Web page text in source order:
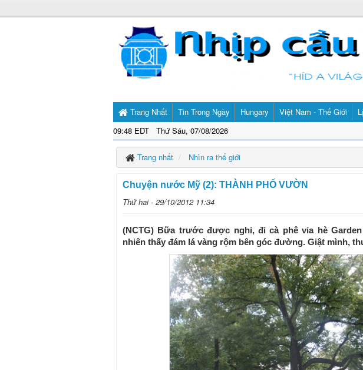
Trang Nhất
09:48 EDT Thứ Sáu, 07/08/2026
Tin Trong Ngày Hungary Việt Nam - Thế Giới
Trang nhất Nhìn ra thế giới
Chuyện nước Mỹ (2): THÀNH PHỐ VƯỜN
Thứ hai - 29/10/2012 11:34
(NCTG) Bữa trước được nghỉ, đi cà phê vỉa hè
nhiên thấy đám lá vàng rộm bên góc đường. Giật mình,